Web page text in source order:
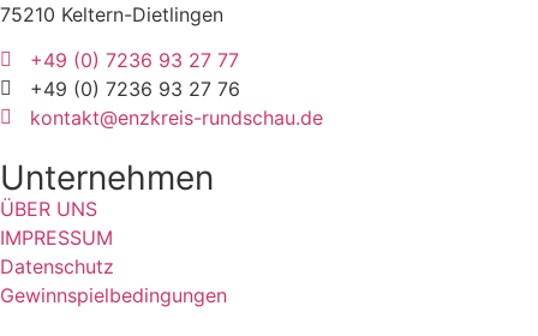
75210 Keltern-Dietlingen
+49 (0) 7236 93 27 77
+49 (0) 7236 93 27 76
kontakt@enzkreis-rundschau.de
Unternehmen
ÜBER UNS
IMPRESSUM
Datenschutz
Gewinnspielbedingungen